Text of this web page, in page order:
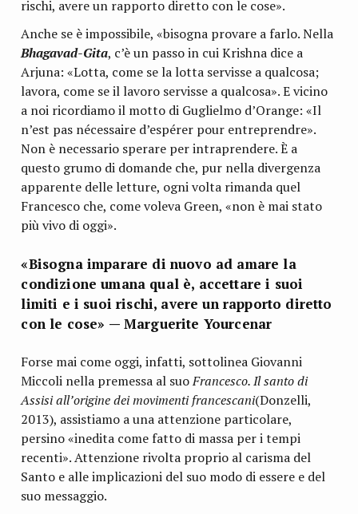
rischi, avere un rapporto diretto con le cose».
Anche se è impossibile, «bisogna provare a farlo. Nella
Bhagavad-Gita, c’è un passo in cui Krishna dice a
Arjuna: «Lotta, come se la lotta servisse a qualcosa;
lavora, come se il lavoro servisse a qualcosa». E vicino
a noi ricordiamo il motto di Guglielmo d’Orange: «Il
n’est pas nécessaire d’espérer pour entreprendre».
Non è necessario sperare per intraprendere. È a
questo grumo di domande che, pur nella divergenza
apparente delle letture, ogni volta rimanda quel
Francesco che, come voleva Green, «non è mai stato
più vivo di oggi».
«Bisogna imparare di nuovo ad amare la
condizione umana qual è, accettare i suoi
limiti e i suoi rischi, avere un rapporto diretto
con le cose» — Marguerite Yourcenar
Forse mai come oggi, infatti, sottolinea Giovanni
Miccoli nella premessa al suoFrancesco. Il santo di
Assisi all’origine dei movimenti francescani(Donzelli,
2013), assistiamo a una attenzione particolare,
persino «inedita come fatto di massa per i tempi
recenti». Attenzione rivolta proprio al carisma del
Santo e alle implicazioni del suo modo di essere e del
suo messaggio.